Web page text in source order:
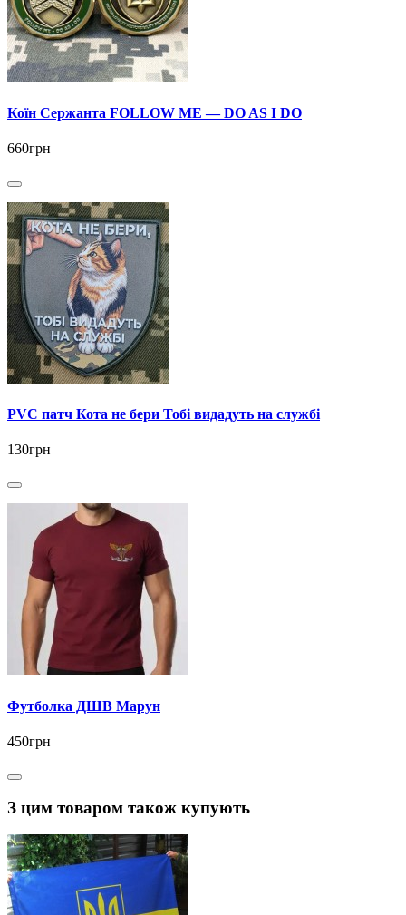
Коїн Сержанта FOLLOW ME — DO AS I DO
660грн
PVC патч Кота не бери Тобі видадуть на службі
130грн
Футболка ДШВ Марун
450грн
З цим товаром також купують